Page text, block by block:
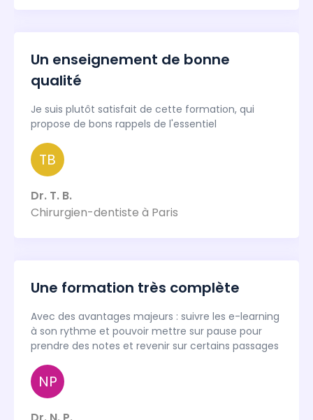
Un enseignement de bonne
qualité
Je suis plutôt satisfait de cette formation, qui
propose de bons rappels de l'essentiel
TB
Dr. T. B.
Chirurgien-dentiste à Paris
Une formation très complète
Avec des avantages majeurs : suivre les e-learning
à son rythme et pouvoir mettre sur pause pour
prendre des notes et revenir sur certains passages
NP